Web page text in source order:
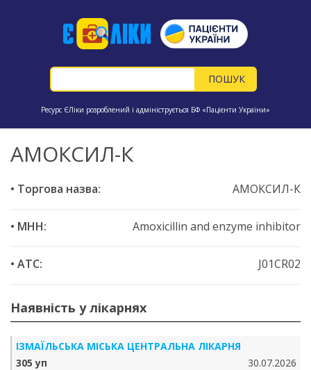
Ресурс ЄЛіки розроблений і адмініструється БФ «Пацієнти України»
АМОКСИЛ-К
• Торгова назва: АМОКСИЛ-К
• МНН: Amoxicillin and enzyme inhibitor
• ATC: J01CR02
Наявність у лікарнях
ІЗМАЇЛЬСЬКА МІСЬКА ЦЕНТРАЛЬНА ЛІКАРНЯ
305 уп
30.07.2026